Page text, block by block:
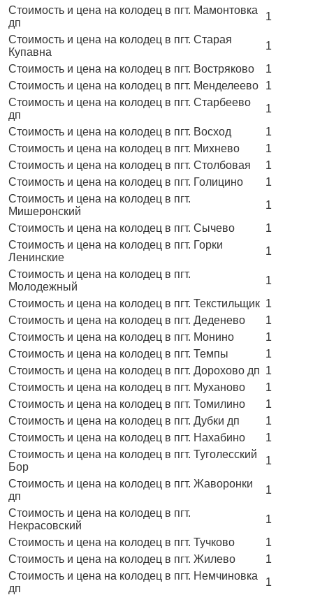
Стоимость и цена на колодец в пгт. Мамонтовка
дп
1
Стоимость и цена на колодец в пгт. Старая
Купавна
1
Стоимость и цена на колодец в пгт. Востряково
1
Стоимость и цена на колодец в пгт. Менделеево
1
Стоимость и цена на колодец в пгт. Старбеево
дп
1
Стоимость и цена на колодец в пгт. Восход
1
Стоимость и цена на колодец в пгт. Михнево
1
Стоимость и цена на колодец в пгт. Столбовая
1
Стоимость и цена на колодец в пгт. Голицино
1
Стоимость и цена на колодец в пгт.
Мишеронский
1
Стоимость и цена на колодец в пгт. Сычево
1
Стоимость и цена на колодец в пгт. Горки
Ленинские
1
Стоимость и цена на колодец в пгт.
Молодежный
1
Стоимость и цена на колодец в пгт. Текстильщик 1
Стоимость и цена на колодец в пгт. Деденево
1
Стоимость и цена на колодец в пгт. Монино
1
Стоимость и цена на колодец в пгт. Темпы
1
Стоимость и цена на колодец в пгт. Дорохово дп 1
Стоимость и цена на колодец в пгт. Муханово
1
Стоимость и цена на колодец в пгт. Томилино
1
Стоимость и цена на колодец в пгт. Дубки дп
1
Стоимость и цена на колодец в пгт. Нахабино
1
Стоимость и цена на колодец в пгт. Туголесский
Бор
1
Стоимость и цена на колодец в пгт. Жаворонки
дп
1
Стоимость и цена на колодец в пгт.
Некрасовский
1
Стоимость и цена на колодец в пгт. Тучково
1
Стоимость и цена на колодец в пгт. Жилево
1
Стоимость и цена на колодец в пгт. Немчиновка
дп
1